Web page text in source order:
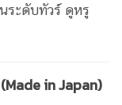
ระดับทัวร์ ดูหรู
in Japan)